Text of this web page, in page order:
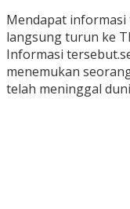
Mendapat
langsung turun ke
Informasi
menemukan
telah meninggal